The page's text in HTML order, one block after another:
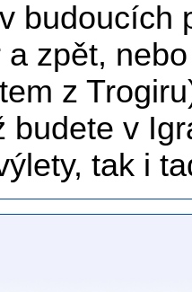
budoucích
a zpět,
z
budete v
tak i